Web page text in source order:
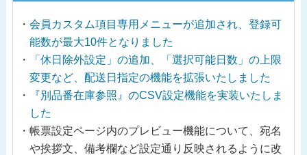
会員カスタム項目専用メニューが追加され、登録可
能数が最大10件となりました
「休日除外設定」の追加、「選択可能日数」の上限
変更など、配送日指定の機能を拡張いたしました
『別品番在庫参照』のCSV設定機能を実装いたしま
した
帳票設定ページ内のプレビュー機能について、宛名
や挨拶文、備考欄など設定通り反映されるように改